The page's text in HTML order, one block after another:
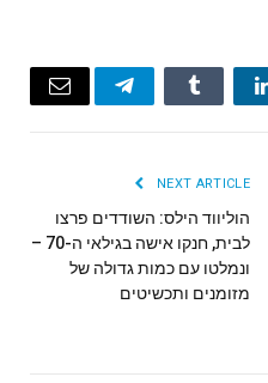
LinkedIn
Tumblr
Telegram
Email
NEXT ARTICLE
הוליווד הילס: השודדים פרצו
לבית, חנקו אישה בגילאי ה-70 –
ונמלטו עם כמות גדולה של
מזומנים ותכשיטים